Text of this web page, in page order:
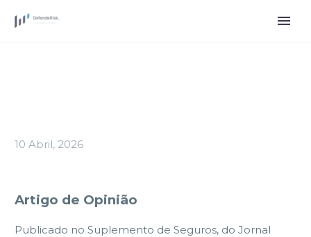
10 Abril, 2026
Artigo de Opinião
Publicado no Suplemento de Seguros, do Jornal